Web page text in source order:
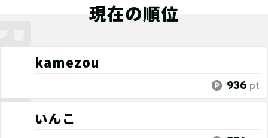
現在の順位
kamezou
936 pt
いんこ